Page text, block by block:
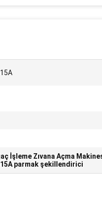
İşleme Zıvana Açma
parmak şekillendirici